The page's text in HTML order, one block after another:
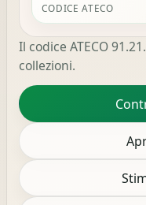
CODICE ATECO
Il codice ATECO
collezioni.